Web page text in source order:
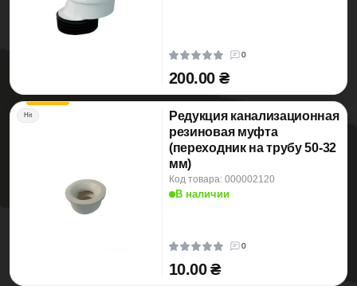
0
200.00 ₴
Hit
Редукция канализационная
резиновая муфта
(переходник на трубу 50-32
мм)
Код товара: 000002120
В наличии
0
10.00 ₴